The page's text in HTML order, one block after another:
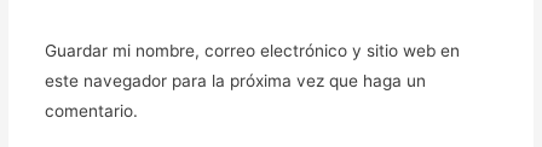
Guardar mi nombre, correo electrónico y sitio web en
este navegador para la próxima vez que haga un
comentario.